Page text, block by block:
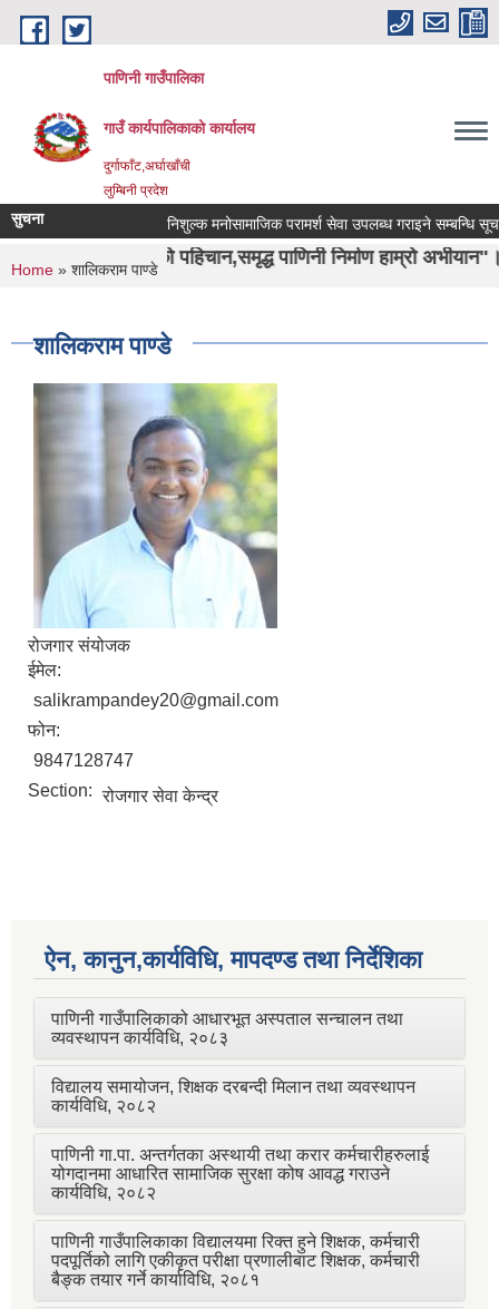
Skip to main content
पाणिनी गाउँपालिका
गाउँ कार्यपालिकाको कार्यालय
दुर्गाफाँट,अर्घाखाँची
लुम्बिनी प्रदेश
ऋषिको पहिचान,समृद्ध पाणिनी निर्माण हाम्रो अभीयान"।
सुचना निशुल्क मनोसामाजिक परामर्श सेवा उपलब्ध गराइने सम्बन्धि सूचना ।
You are here
Home » शालिकराम पाण्डे
शालिकराम पाण्डे
रोजगार संयोजक
ईमेल:
salikrampandey20@gmail.com
फोन:
9847128747
Section: रोजगार सेवा केन्द्र
ऐन, कानुन,कार्यविधि, मापदण्ड तथा निर्देशिका
पाणिनी गाउँपालिकाको आधारभूत अस्पताल सन्चालन तथा
व्यवस्थापन कार्यविधि, २०८३
विद्यालय समायोजन, शिक्षक दरबन्दी मिलान तथा व्यवस्थापन
कार्यविधि, २०८२
पाणिनी गा.पा. अन्तर्गतका अस्थायी तथा करार कर्मचारीहरुलाई
योगदानमा आधारित सामाजिक सुरक्षा कोष आवद्ध गराउने
कार्यविधि, २०८२
पाणिनी गाउँपालिकाका विद्यालयमा रिक्त हुने शिक्षक, कर्मचारी
पदपूर्तिको लागि एकीकृत परीक्षा प्रणालीबाट शिक्षक, कर्मचारी
बैङ्क तयार गर्ने कार्याविधि, २०८१